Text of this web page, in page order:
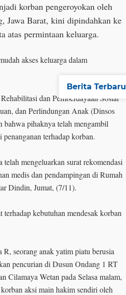
korban pengeroyokan oleh
Jawa Barat, kini dipindahkan ke
atas permintaan keluarga.
akses keluarga dalam
dan Pemberdayaan Sosial
dan Perlindungan Anak (Dinsos
pihaknya telah mengambil
terhadap korban.
mengeluarkan surat rekomendasi
medis dan pendampingan di Rumah
Dindin, Jumat, (7/11).
kebutuhan mendesak korban
seorang anak yatim piatu berusia
pencurian di Dusun Ondang 1 RT
Cilamaya Wetan pada Selasa malam,
aksi main hakim sendiri oleh
Berita Terbaru